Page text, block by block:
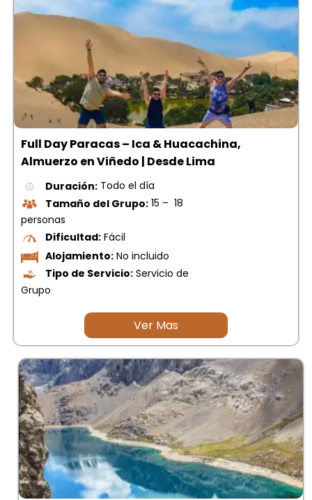
Full Day Paracas – Ica & Huacachina,
Almuerzo en Viñedo | Desde Lima
Duración: Todo el día
Tamaño del Grupo: 15 – 18
personas
Dificultad: Fácil
Alojamiento: No incluido
Tipo de Servicio: Servicio de
Grupo
Ver Mas